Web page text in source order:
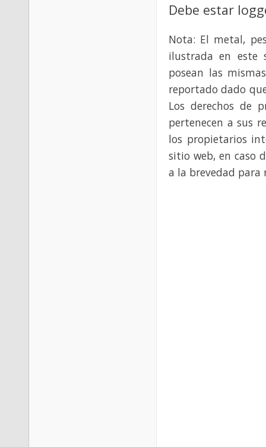
Debe estar
Nota: El metal,
ilustrada en este
posean las
reportado dado
Los derechos de
pertenecen a sus
los propietarios
sitio web, en caso
a la brevedad para